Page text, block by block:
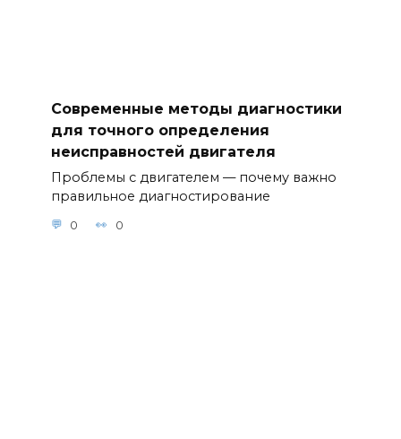
Современные методы диагностики
для точного определения
неисправностей двигателя
Проблемы с двигателем — почему важно
правильное диагностирование
0 0